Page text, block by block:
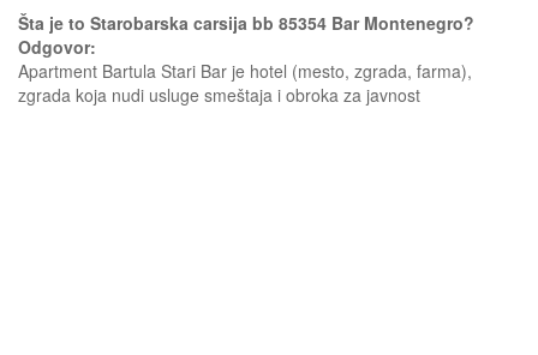
Šta je to Starobarska carsija bb 85354 Bar Montenegro?
Odgovor:
Apartment Bartula Stari Bar je hotel (mesto, zgrada, farma),
zgrada koja nudi usluge smeštaja i obroka za javnost